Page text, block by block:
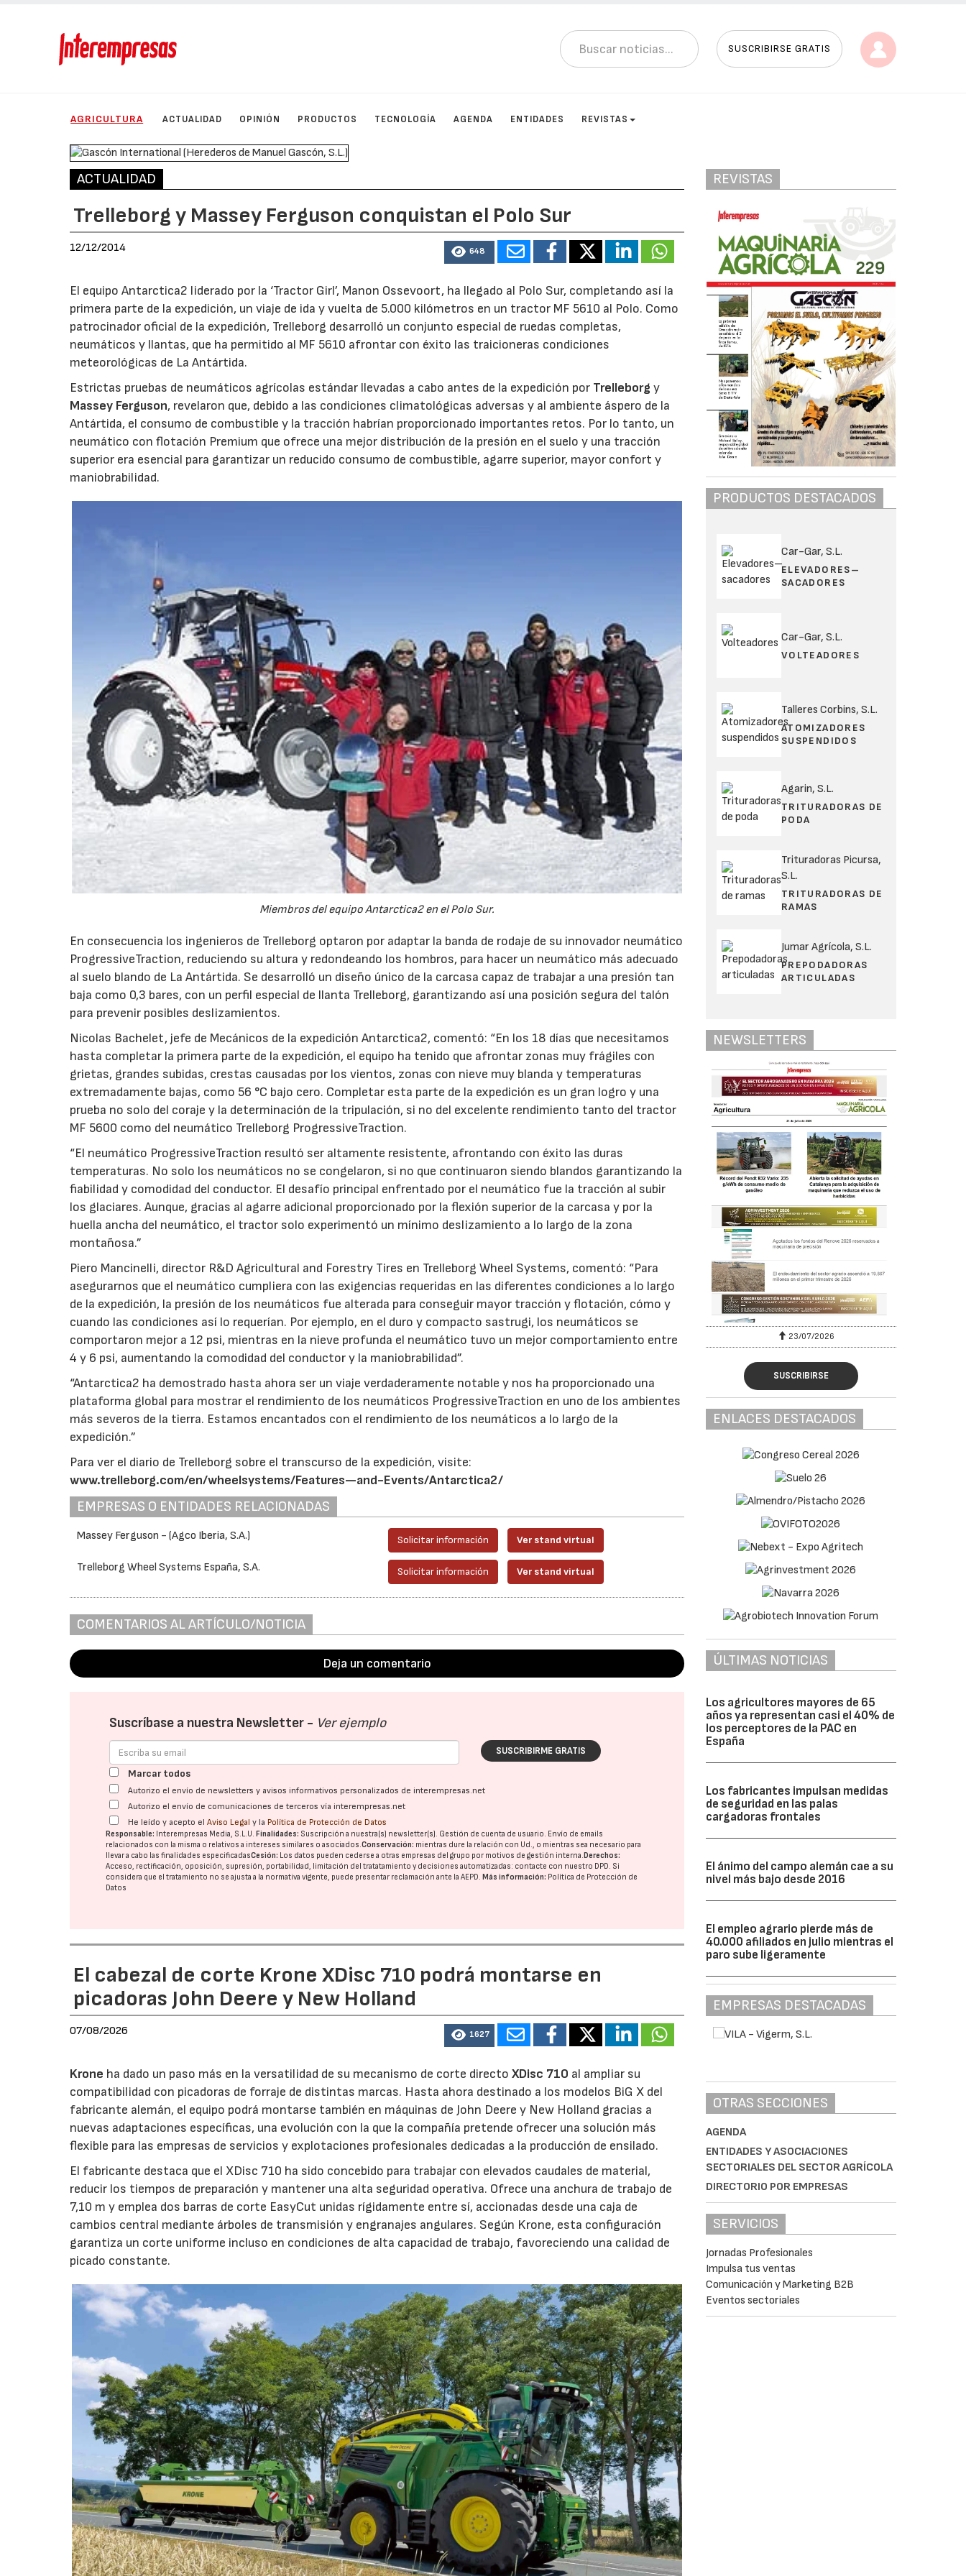
SUSCRIBIRSE GRATIS
AGRICULTURA ACTUALIDAD OPINIÓN PRODUCTOS TECNOLOGÍA AGENDA ENTIDADES REVISTAS
ACTUALIDAD
Trelleborg y Massey Ferguson conquistan el Polo Sur
12/12/2014 648
El equipo Antarctica2 liderado por la ‘Tractor Girl’, Manon Ossevoort, ha llegado al Polo Sur, completando así la
primera parte de la expedición, un viaje de ida y vuelta de 5.000 kilómetros en un tractor MF 5610 al Polo. Como
patrocinador oficial de la expedición, Trelleborg desarrolló un conjunto especial de ruedas completas,
neumáticos y llantas, que ha permitido al MF 5610 afrontar con éxito las traicioneras condiciones
meteorológicas de La Antártida.
Estrictas pruebas de neumáticos agrícolas estándar llevadas a cabo antes de la expedición por Trelleborg y
Massey Ferguson, revelaron que, debido a las condiciones climatológicas adversas y al ambiente áspero de la
Antártida, el consumo de combustible y la tracción habrían proporcionado importantes retos. Por lo tanto, un
neumático con flotación Premium que ofrece una mejor distribución de la presión en el suelo y una tracción
superior era esencial para garantizar un reducido consumo de combustible, agarre superior, mayor confort y
maniobrabilidad.
Miembros del equipo Antarctica2 en el Polo Sur.
En consecuencia los ingenieros de Trelleborg optaron por adaptar la banda de rodaje de su innovador neumático
ProgressiveTraction, reduciendo su altura y redondeando los hombros, para hacer un neumático más adecuado
al suelo blando de La Antártida. Se desarrolló un diseño único de la carcasa capaz de trabajar a una presión tan
baja como 0,3 bares, con un perfil especial de llanta Trelleborg, garantizando así una posición segura del talón
para prevenir posibles deslizamientos.
Nicolas Bachelet, jefe de Mecánicos de la expedición Antarctica2, comentó: “En los 18 días que necesitamos
hasta completar la primera parte de la expedición, el equipo ha tenido que afrontar zonas muy frágiles con
grietas, grandes subidas, crestas causadas por los vientos, zonas con nieve muy blanda y temperaturas
extremadamente bajas, como 56 °C bajo cero. Completar esta parte de la expedición es un gran logro y una
prueba no solo del coraje y la determinación de la tripulación, si no del excelente rendimiento tanto del tractor
MF 5600 como del neumático Trelleborg ProgressiveTraction.
“El neumático ProgressiveTraction resultó ser altamente resistente, afrontando con éxito las duras
temperaturas. No solo los neumáticos no se congelaron, si no que continuaron siendo blandos garantizando la
fiabilidad y comodidad del conductor. El desafío principal enfrentado por el neumático fue la tracción al subir
los glaciares. Aunque, gracias al agarre adicional proporcionado por la flexión superior de la carcasa y por la
huella ancha del neumático, el tractor solo experimentó un mínimo deslizamiento a lo largo de la zona
montañosa.”
Piero Mancinelli, director R&D Agricultural and Forestry Tires en Trelleborg Wheel Systems, comentó: “Para
asegurarnos que el neumático cumpliera con las exigencias requeridas en las diferentes condiciones a lo largo
de la expedición, la presión de los neumáticos fue alterada para conseguir mayor tracción y flotación, cómo y
cuando las condiciones así lo requerían. Por ejemplo, en el duro y compacto sastrugi, los neumáticos se
comportaron mejor a 12 psi, mientras en la nieve profunda el neumático tuvo un mejor comportamiento entre
4 y 6 psi, aumentando la comodidad del conductor y la maniobrabilidad”.
“Antarctica2 ha demostrado hasta ahora ser un viaje verdaderamente notable y nos ha proporcionado una
plataforma global para mostrar el rendimiento de los neumáticos ProgressiveTraction en uno de los ambientes
más severos de la tierra. Estamos encantados con el rendimiento de los neumáticos a lo largo de la
expedición.”
Para ver el diario de Trelleborg sobre el transcurso de la expedición, visite:
www.trelleborg.com/en/wheelsystems/Features—and-Events/Antarctica2/
EMPRESAS O ENTIDADES RELACIONADAS
Massey Ferguson - (Agco Iberia, S.A.) Solicitar información Ver stand virtual
Trelleborg Wheel Systems España, S.A. Solicitar información Ver stand virtual
COMENTARIOS AL ARTÍCULO/NOTICIA
Deja un comentario
Suscríbase a nuestra Newsletter - Ver ejemplo
SUSCRIBIRME GRATIS
Marcar todos
Autorizo el envío de newsletters y avisos informativos personalizados de interempresas.net
Autorizo el envío de comunicaciones de terceros vía interempresas.net
He leído y acepto elAviso Legal y la Política de Protección de Datos
Responsable: Interempresas Media, S.L.U. Finalidades: Suscripción a nuestra(s) newsletter(s). Gestión de cuenta de usuario. Envío de emails
relacionados con la misma o relativos a intereses similares o asociados.Conservación: mientras dure la relación con Ud., o mientras sea necesario para
llevar a cabo las finalidades especificadasCesión: Los datos pueden cederse a otras empresas del grupo por motivos de gestión interna. Derechos:
Acceso, rectificación, oposición, supresión, portabilidad, limitación del tratatamiento y decisiones automatizadas: contacte con nuestro DPD. Si
considera que el tratamiento no se ajusta a la normativa vigente, puede presentar reclamación ante laAEPD. Más información: Política de Protección de
Datos
El cabezal de corte Krone XDisc 710 podrá montarse en
picadoras John Deere y New Holland
07/08/2026 1627
Krone ha dado un paso más en la versatilidad de su mecanismo de corte directoXDisc 710 al ampliar su
compatibilidad con picadoras de forraje de distintas marcas. Hasta ahora destinado a los modelos BiG X del
fabricante alemán, el equipo podrá montarse también en máquinas de John Deere y New Holland gracias a
nuevas adaptaciones específicas, una evolución con la que la compañía pretende ofrecer una solución más
flexible para las empresas de servicios y explotaciones profesionales dedicadas a la producción de ensilado.
El fabricante destaca que el XDisc 710 ha sido concebido para trabajar con elevados caudales de material,
reducir los tiempos de preparación y mantener una alta seguridad operativa. Ofrece una anchura de trabajo de
7,10 m y emplea dos barras de corte EasyCut unidas rígidamente entre sí, accionadas desde una caja de
cambios central mediante árboles de transmisión y engranajes angulares. Según Krone, esta configuración
garantiza un corte uniforme incluso en condiciones de alta capacidad de trabajo, favoreciendo una calidad de
picado constante.
REVISTAS
PRODUCTOS DESTACADOS
Car-Gar, S.L.
ELEVADORES–
SACADORES
Car-Gar, S.L.
VOLTEADORES
Talleres Corbins, S.L.
ATOMIZADORES
SUSPENDIDOS
Agarin, S.L.
TRITURADORAS DE
PODA
Trituradoras Picursa,
S.L.
TRITURADORAS DE
RAMAS
Jumar Agrícola, S.L.
PREPODADORAS
ARTICULADAS
NEWSLETTERS
23/07/2026 27/07/2026 23/07/2026
SUSCRIBIRSE
ENLACES DESTACADOS
ÚLTIMAS NOTICIAS
Los agricultores mayores de 65
años ya representan casi el 40% de
los perceptores de la PAC en
España
Los fabricantes impulsan medidas
de seguridad en las palas
cargadoras frontales
El ánimo del campo alemán cae a su
nivel más bajo desde 2016
El empleo agrario pierde más de
40.000 afiliados en julio mientras el
paro sube ligeramente
EMPRESAS DESTACADAS
OTRAS SECCIONES
AGENDA
ENTIDADES Y ASOCIACIONES
SECTORIALES DEL SECTOR AGRÍCOLA
DIRECTORIO POR EMPRESAS
SERVICIOS
Jornadas Profesionales
Impulsa tus ventas
Comunicación y Marketing B2B
Eventos sectoriales